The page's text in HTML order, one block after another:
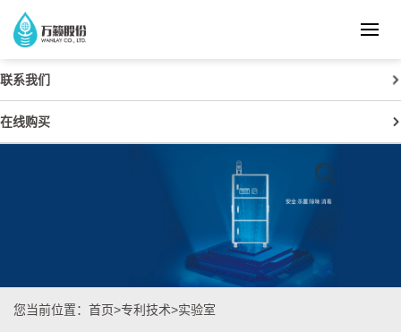
联系我们
在线购买
您当前位置： 首页>专利技术>实验室